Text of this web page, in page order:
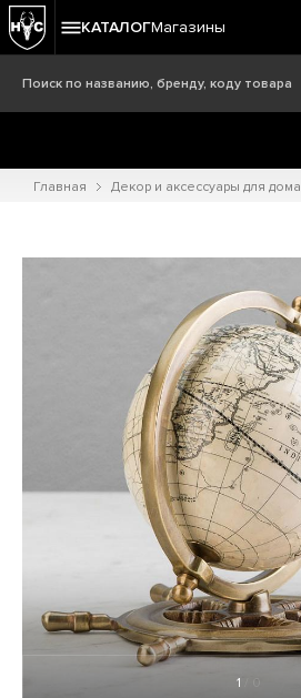
КАТАЛОГМагазины
Главная Декор и аксессуары для дома
1 / 0